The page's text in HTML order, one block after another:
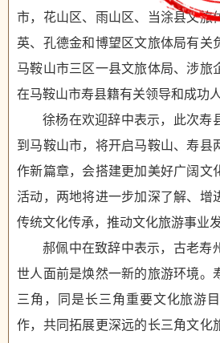
市，花山区、雨山区、当涂县文旅
英、孔德金和博望区文旅体局有关
马鞍山市三区一县文旅体局、涉旅
在马鞍山市寿县籍有关领导和成功
徐杨在欢迎辞中表示，此次寿
到马鞍山市，将开启马鞍山、寿县
作新篇章，会搭建更加美好广阔文
活动，两地将进一步加深了解、增
传统文化传承，推动文化旅游事业发
郝佩中在致辞中表示，古老寿
世人面前是焕然一新的旅游环境。
三角，同是长三角重要文化旅游
作，共同拓展更深远的长三角文化